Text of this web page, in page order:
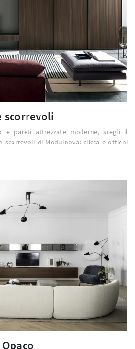
scorrevoli
e pareti attrezzate moderne, scegli il
scorrevoli di Modulnova: clicca e ottieni